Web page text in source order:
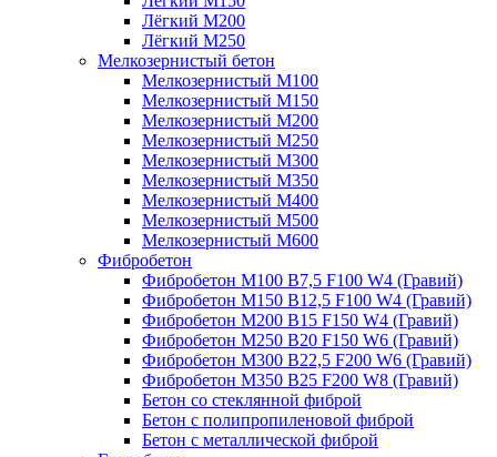
Лёгкий М200
Лёгкий М250
Мелкозернистый бетон
Мелкозернистый М100
Мелкозернистый М150
Мелкозернистый М200
Мелкозернистый М250
Мелкозернистый М300
Мелкозернистый М350
Мелкозернистый М400
Мелкозернистый М500
Мелкозернистый М600
Фибробетон
Фибробетон М100 B7,5 F100 W4 (Гравий)
Фибробетон М150 B12,5 F100 W4 (Гравий)
Фибробетон М200 B15 F150 W4 (Гравий)
Фибробетон М250 B20 F150 W6 (Гравий)
Фибробетон М300 B22,5 F200 W6 (Гравий)
Фибробетон М350 B25 F200 W8 (Гравий)
Бетон со стеклянной фиброй
Бетон с полипропиленовой фиброй
Бетон с металлической фиброй